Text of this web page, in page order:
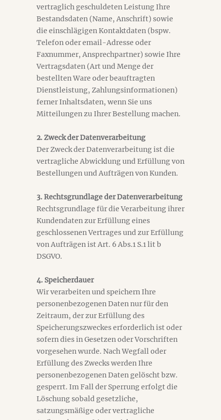
vertraglich geschuldeten Leistung Ihre
Bestandsdaten (Name, Anschrift) sowie
die einschlägigen Kontaktdaten (bspw.
Telefon oder email-Adresse oder
Faxnummer, Ansprechpartner) sowie Ihre
Vertragsdaten (Art und Menge der
bestellten Ware oder beauftragten
Dienstleistung, Zahlungsinformationen)
ferner Inhaltsdaten, wenn Sie uns
Mitteilungen zu Ihrer Bestellung machen.
2. Zweck der Datenverarbeitung
Der Zweck der Datenverarbeitung ist die
vertragliche Abwicklung und Erfüllung von
Bestellungen und Aufträgen von Kunden.
3. Rechtsgrundlage der Datenverarbeitung
Rechtsgrundlage für die Verarbeitung ihrer
Kundendaten zur Erfüllung eines
geschlossenen Vertrages und zur Erfüllung
von Aufträgen ist Art. 6 Abs.1 S.1 lit b
DSGVO.
4. Speicherdauer
Wir verarbeiten und speichern Ihre
personenbezogenen Daten nur für den
Zeitraum, der zur Erfüllung des
Speicherungszweckes erforderlich ist oder
sofern dies in Gesetzen oder Vorschriften
vorgesehen wurde. Nach Wegfall oder
Erfüllung des Zwecks werden Ihre
personenbezogenen Daten gelöscht bzw.
gesperrt. Im Fall der Sperrung erfolgt die
Löschung sobald gesetzliche,
satzungsmäßige oder vertragliche